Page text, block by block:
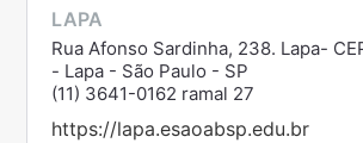
LAPA
Rua Afonso Sardinha, 238. Lapa-
- Lapa - São Paulo - SP
(11) 3641-0162 ramal 27
https://lapa.esaoabsp.edu.br